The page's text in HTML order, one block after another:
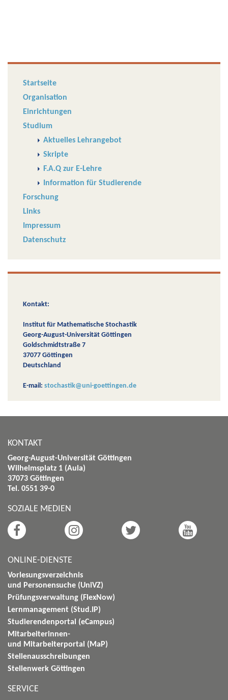
Startseite
Organisation
Einrichtungen
Studium
Aktuelles Lehrangebot
Skripte
F.A.Q zur E-Lehre
Information für Studierende
Forschung
Links
Impressum
Datenschutz
Kontakt:
Institut für Mathematische Stochastik
Georg-August-Universität Göttingen
Goldschmidtstraße 7
37077 Göttingen
Deutschland
E-mail: stochastik@uni-goettingen.de
KONTAKT
Georg-August-Universität Göttingen
Wilhelmsplatz 1 (Aula)
37073 Göttingen
Tel. 0551 39-0
SOZIALE MEDIEN
ONLINE-DIENSTE
Vorlesungsverzeichnis
und Personensuche (UniVZ)
Prüfungsverwaltung (FlexNow)
Lernmanagement (Stud.IP)
Studierendenportal (eCampus)
Mitarbeiterinnen-
und Mitarbeiterportal (MaP)
Stellenausschreibungen
Stellenwerk Göttingen
SERVICE